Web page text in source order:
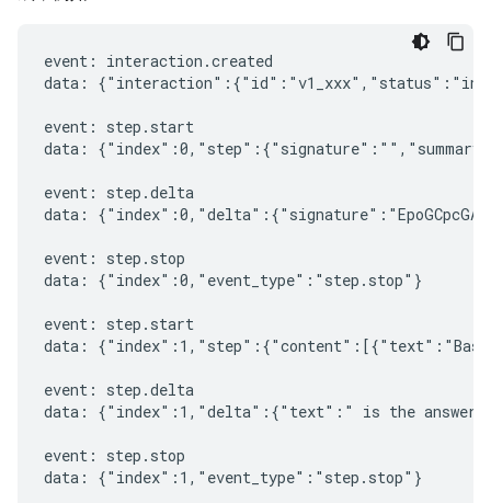
event: interaction.created
data:
event: step.start
data:
event: step.delta
data:
event: step.stop
data: {"index":0,"event_type":"step.stop"}
event: step.start
data:
event: step.delta
data: {"index":1,"delta":{"text":" is the answer
event: step.stop
data: {"index":1,"event_type":"step.stop"}